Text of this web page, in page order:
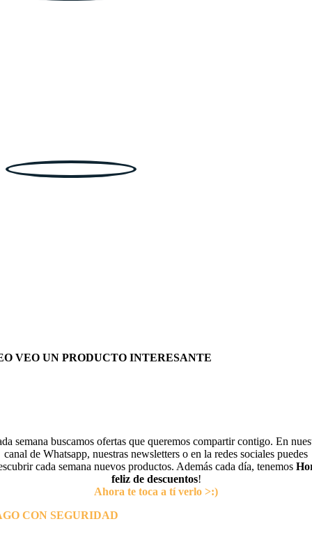
VEO UN PRODUCTO INTERESANTE
semana buscamos ofertas que queremos compartir contigo. En
canal de Whatsapp, nuestras newsletters o en la redes sociales puedes
cada semana nuevos productos. Además cada día, tenemos
feliz de descuentos!
Ahora te toca a tí verlo >:)
CON SEGURIDAD